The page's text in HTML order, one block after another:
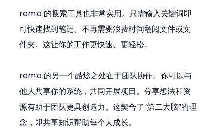
remio 的搜索工具也非常实用。只需输入关键词即
可快速找到笔记。不再需要浪费时间翻阅文件或文
件夹。这让你的工作更快速、更轻松。
remio 的另一个酷炫之处在于团队协作。你可以与
他人共享你的系统，共同开展项目。分享想法和资
源有助于团队更具创造力。这契合了“第二大脑”的理
念，即共享知识帮助每个人成长。